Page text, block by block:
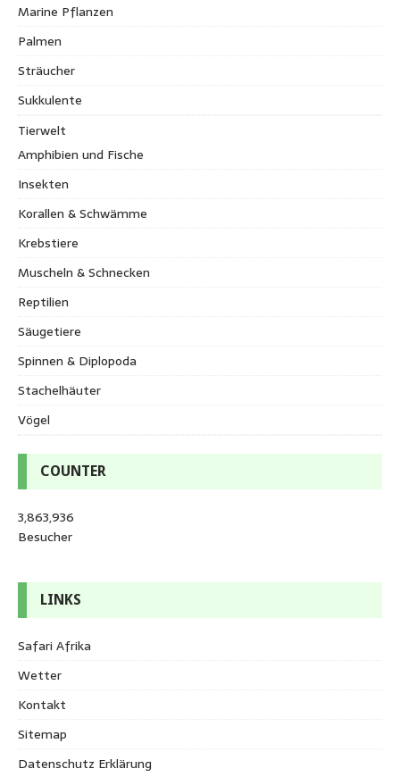
Marine Pflanzen
Palmen
Sträucher
Sukkulente
Tierwelt
Amphibien und Fische
Insekten
Korallen & Schwämme
Krebstiere
Muscheln & Schnecken
Reptilien
Säugetiere
Spinnen & Diplopoda
Stachelhäuter
Vögel
COUNTER
3,863,936
Besucher
LINKS
Safari Afrika
Wetter
Kontakt
Sitemap
Datenschutz Erklärung